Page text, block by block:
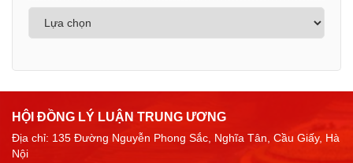
HỘI ĐỒNG LÝ LUẬN TRUNG ƯƠNG
Địa chỉ: 135 Đường Nguyễn Phong Sắc, Nghĩa Tân, Cầu Giấy, Hà
Nội